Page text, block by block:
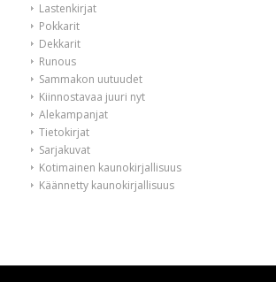
Lastenkirjat
Pokkarit
Dekkarit
Runous
Sammakon uutuudet
Kiinnostavaa juuri nyt
Alekampanjat
Tietokirjat
Sarjakuvat
Kotimainen kaunokirjallisuus
Käännetty kaunokirjallisuus